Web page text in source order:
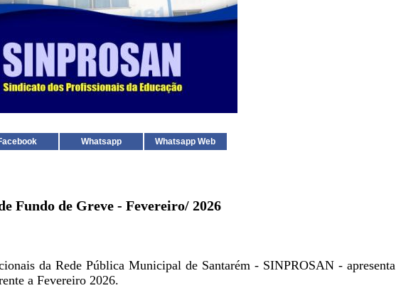
Whatsapp Whatsapp Web
Fundo de Greve - Fevereiro/ 2026
da Rede Pública Municipal de Santarém - SINPROSAN - apresenta
a Fevereiro 2026.